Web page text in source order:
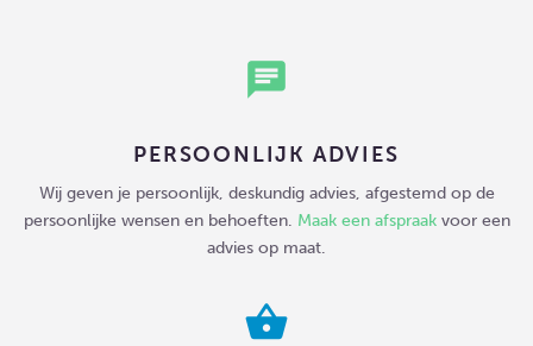
chat
PERSOONLIJK ADVIES
Wij geven je persoonlijk, deskundig advies, afgestemd op de
persoonlijke wensen en behoeften. Maak een afspraakvoor een
advies op maat.
shopping_basket